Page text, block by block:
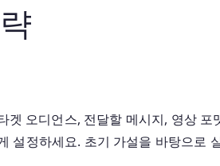
오디언스, 전달할 메시지, 영상 포
설정하세요. 초기 가설을 바탕으